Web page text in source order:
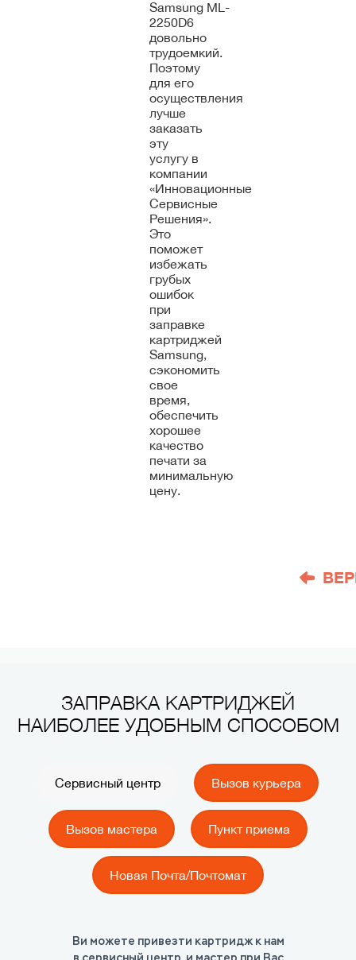
Samsung ML-
2250D6
довольно
трудоемкий.
Поэтому
для его
осуществления
лучше
заказать
эту
услугу в
компании
«Инновационные
Сервисные
Решения».
Это
поможет
избежать
грубых
ошибок
при
заправке
картриджей
Samsung,
сэкономить
свое
время,
обеспечить
хорошее
качество
печати за
минимальную
цену.
ЗАПРАВКА КАРТРИДЖЕЙ
НАИБОЛЕЕ УДОБНЫМ СПОСОБОМ
Сервисный центр Вызов курьера
Вызов мастера Пункт приема
Новая Почта/Почтомат
Ви можете привезти картридж к нам
КАК?
КАК?
КАК?
КАК?